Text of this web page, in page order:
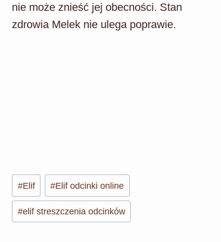
nie może znieść jej obecności. Stan
zdrowia Melek nie ulega poprawie.
Tagi
wpisu:
#Elif #Elif odcinki online
#elif streszczenia odcinków